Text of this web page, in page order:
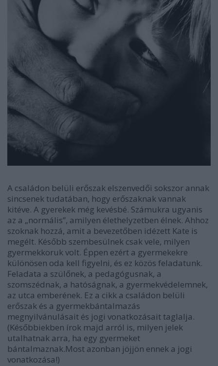
A családon belüli erőszak elszenvedői sokszor annak
sincsenek tudatában, hogy erőszaknak vannak
kitéve. A gyerekek még kevésbé. Számukra ugyanis
az a „normális”, amilyen élethelyzetben élnek. Ahhoz
szoknak hozzá, amit a bevezetőben idézett Kate is
megélt. Később szembesülnek csak vele, milyen
gyermekkoruk volt. Éppen ezért a gyermekekre
különösen oda kell figyelni, és ez közös feladatunk.
Feladata a szülőnek, a pedagógusnak, a
szomszédnak, a hatóságnak, a gyermekvédelemnek,
az utca emberének. Ez a cikk a családon belüli
erőszak és a gyermekbántalmazás
megnyilvánulásait és jogi vonatkozásait taglalja.
(Későbbiekben írok majd arról is, milyen jelek
utalhatnak arra, ha egy gyermeket
bántalmaznak.Most azonban jöjjön ennek a jogi
vonatkozása!)